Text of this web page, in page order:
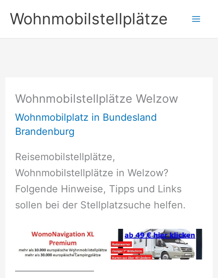
Inhalt
springen
Wohnmobilstellplätze
Wohnmobilstellplätze Welzow
Wohnmobilplatz in Bundesland
Brandenburg
Reisemobilstellplätze,
Wohnmobilstellplätze in Welzow?
Folgende Hinweise, Tipps und Links
sollen bei der Stellplatzsuche helfen.